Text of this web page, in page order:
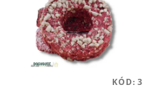
KÓD:3